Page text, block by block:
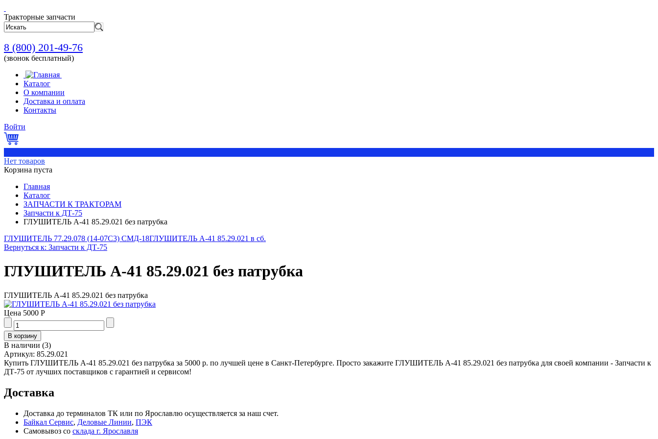
Тракторные запчасти
8 (800) 201-49-76
(звонок бесплатный)
Каталог
О компании
Доставка и оплата
Контакты
Войти
Нет товаров
Корзина пуста
Главная
Каталог
ЗАПЧАСТИ К ТРАКТОРАМ
Запчасти к ДТ-75
ГЛУШИТЕЛЬ А-41 85.29.021 без патрубка
ГЛУШИТЕЛЬ 77.29.078 (14-07С3) СМД-18ГЛУШИТЕЛЬ А-41 85.29.021 в сб.
Вернуться к: Запчасти к ДТ-75
ГЛУШИТЕЛЬ А-41 85.29.021 без патрубка
ГЛУШИТЕЛЬ А-41 85.29.021 без патрубка
Цена 5000 Р
В наличии (3)
Артикул: 85.29.021
Купить ГЛУШИТЕЛЬ А-41 85.29.021 без патрубка за 5000 р. по лучшей цене в Санкт-Петербурге. Просто закажите ГЛУШИТЕЛЬ А-41 85.29.021 без патрубка для своей компании - Запчасти к
ДТ-75 от лучших поставщиков с гарантией и сервисом!
Доставка
Доставка до терминалов ТК или по Ярославлю осуществляется за наш счет.
Байкал Сервис, Деловые Линии, ПЭК
Самовывоз со склада г. Ярославля